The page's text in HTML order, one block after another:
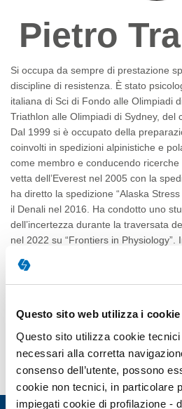
Questo sito web utilizza i cookie
Questo sito utilizza cookie
necessari alla corretta
consenso dell’utente, possono
cookie non tecnici, in particolare
impiegati cookie di profilazione -
Pietro
Si occupa da sempre di prestazione
discipline di resistenza. È stato
italiana di Sci di Fondo alle Olimpiadi
Triathlon alle Olimpiadi di Sydney, del
Dal 1999 si è occupato della
coinvolti in spedizioni alpinistiche e
come membro e conducendo
vetta dell’Everest nel 2005 con la
ha diretto la spedizione “Alaska
il Denali nel 2016. Ha condotto uno
dell’incertezza durante la traversata
nel 2022 su “Frontiers in
della fatica e all’ultra-endurance ha
tema con i colleghi del Centro ricerche
figlie, atlete professioniste negli sport